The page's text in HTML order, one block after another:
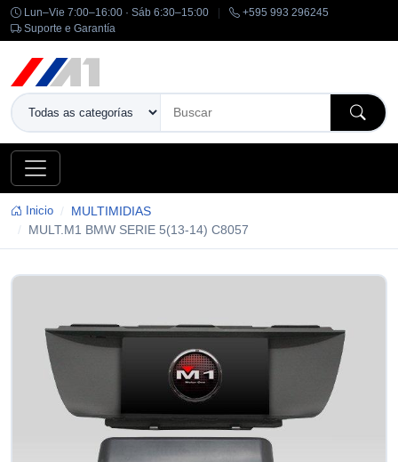
Lun–Vie 7:00–16:00 · Sáb 6:30–15:00
+595 993 296245
Suporte e Garantía
Inicio
MULTIMIDIAS
MULT.M1 BMW SERIE 5(13-14) C8057